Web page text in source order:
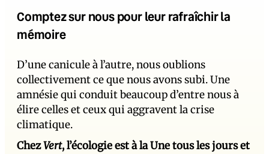
Comptez sur nous pour leur rafraîchir la
mémoire
D’une canicule à l’autre, nous oublions
collectivement ce que nous avons subi. Une
amnésie qui conduit beaucoup d’entre nous à
élire celles et ceux qui aggravent la crise
climatique.
ChezVert, l’écologie est à la Une tous les jours et